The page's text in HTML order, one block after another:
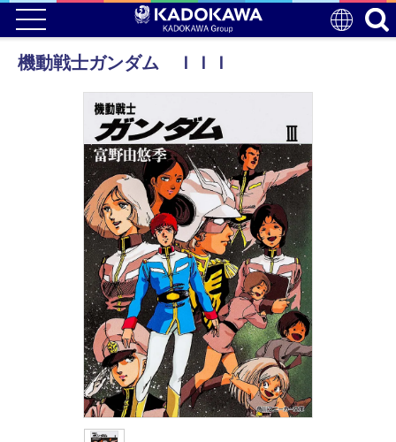
機動戦士ガンダム ＩＩＩ